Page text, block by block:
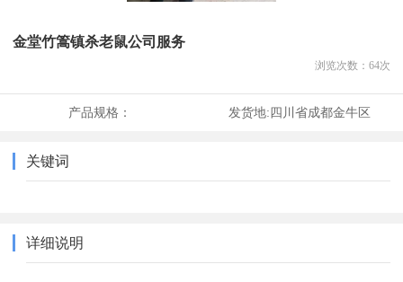
金堂竹篙镇杀老鼠公司服务
浏览次数： 64次
产品规格： 发货地:四川省成都金牛区
关键词
详细说明